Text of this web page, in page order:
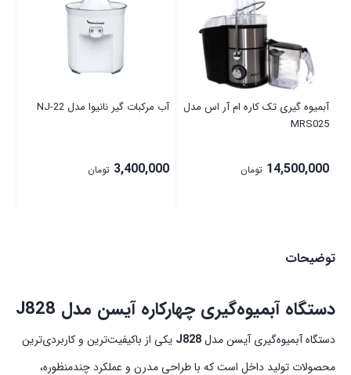
آبمیوه گیری تک کاره ام آر اس مدل
MRS025
14,500,000 تومان
آب مرکبات گیر نانیوا مدل NJ-22
3,400,000 تومان
توضیحات
دستگاه آبمیوه‌گیری چهارکاره آیسن مدل J828
دستگاه آبمیوه‌گیری آیسن مدلJ828 یکی از باکیفیت‌ترین و کاربردی‌ترین
محصولات تولید داخل است که با طراحی مدرن و عملکرد چندمنظوره،